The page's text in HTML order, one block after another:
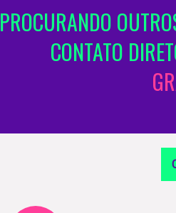
PROCURANDO
CONTATO